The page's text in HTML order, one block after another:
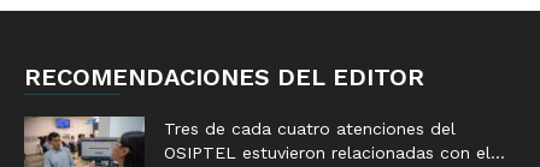
RECOMENDACIONES DEL EDITOR
Tres de cada cuatro atenciones del
OSIPTEL estuvieron relacionadas con el...